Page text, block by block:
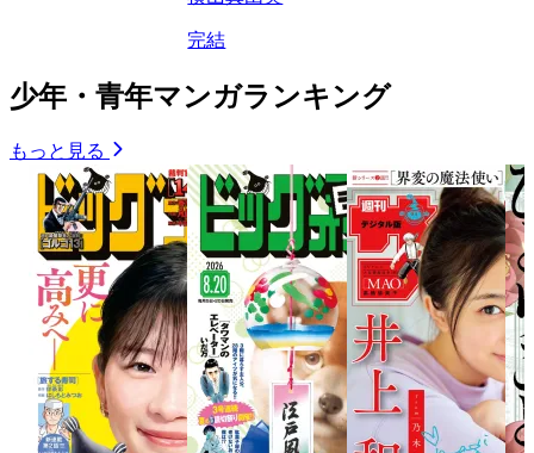
完結
少年・青年マンガランキング
もっと見る